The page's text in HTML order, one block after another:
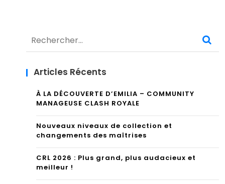
Rechercher :
Articles Récents
À LA DÉCOUVERTE D’EMILIA – COMMUNITY
MANAGEUSE CLASH ROYALE
Nouveaux niveaux de collection et
changements des maîtrises
CRL 2026 : Plus grand, plus audacieux et
meilleur !